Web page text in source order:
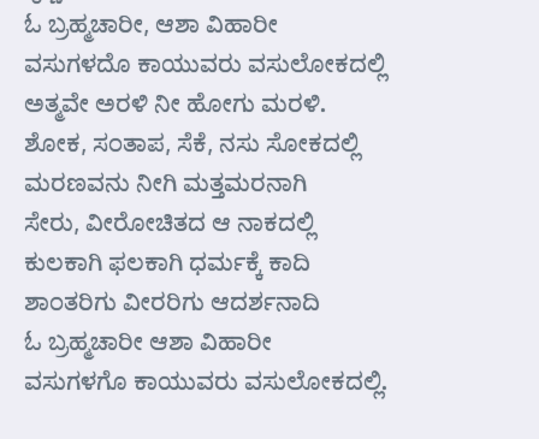
ಓ ಬ್ರಹ್ಮಚಾರೀ, ಆಶಾ ವಿಹಾರೀ
ವಸುಗಳದೊ ಕಾಯುವರು ವಸುಲೋಕದಲ್ಲಿ
ಅತ್ಮವೇ ಅರಳಿ ನೀ ಹೋಗು ಮರಳಿ.
ಶೋಕ, ಸಂತಾಪ, ಸೆಕೆ, ನಸು ಸೋಕದಲ್ಲಿ
ಮರಣವನು ನೀಗಿ ಮತ್ತಮರನಾಗಿ
ಸೇರು, ವೀರೋಚಿತದ ಆ ನಾಕದಲ್ಲಿ
ಕುಲಕಾಗಿ ಫಲಕಾಗಿ ಧರ್ಮಕ್ಕೆ ಕಾದಿ
ಶಾಂತರಿಗು ವೀರರಿಗು ಆದರ್ಶನಾದಿ
ಓ ಬ್ರಹ್ಮಚಾರೀ ಆಶಾ ವಿಹಾರೀ
ವಸುಗಳಗೊ ಕಾಯುವರು ವಸುಲೋಕದಲ್ಲಿ.